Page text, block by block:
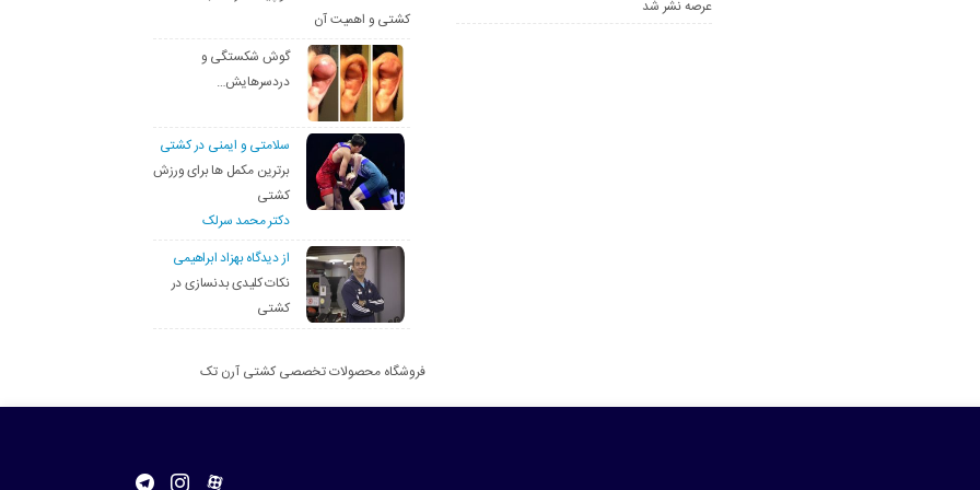
عرصه نشر شد
کشتی و اهمیت آن
گوش شکستگی و
دردسرهایش…
سلامتی و ایمنی در کشتی
برترین مکمل ها برای ورزش
کشتی
دکتر محمد سرلک
از دیدگاه بهزاد ابراهیمی
نکات کلیدی بدنسازی در
کشتی
فروشگاه محصولات تخصصی کشتی آرن تک